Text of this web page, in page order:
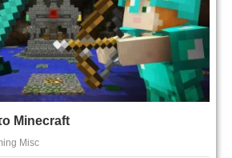
Minecraft
Misc